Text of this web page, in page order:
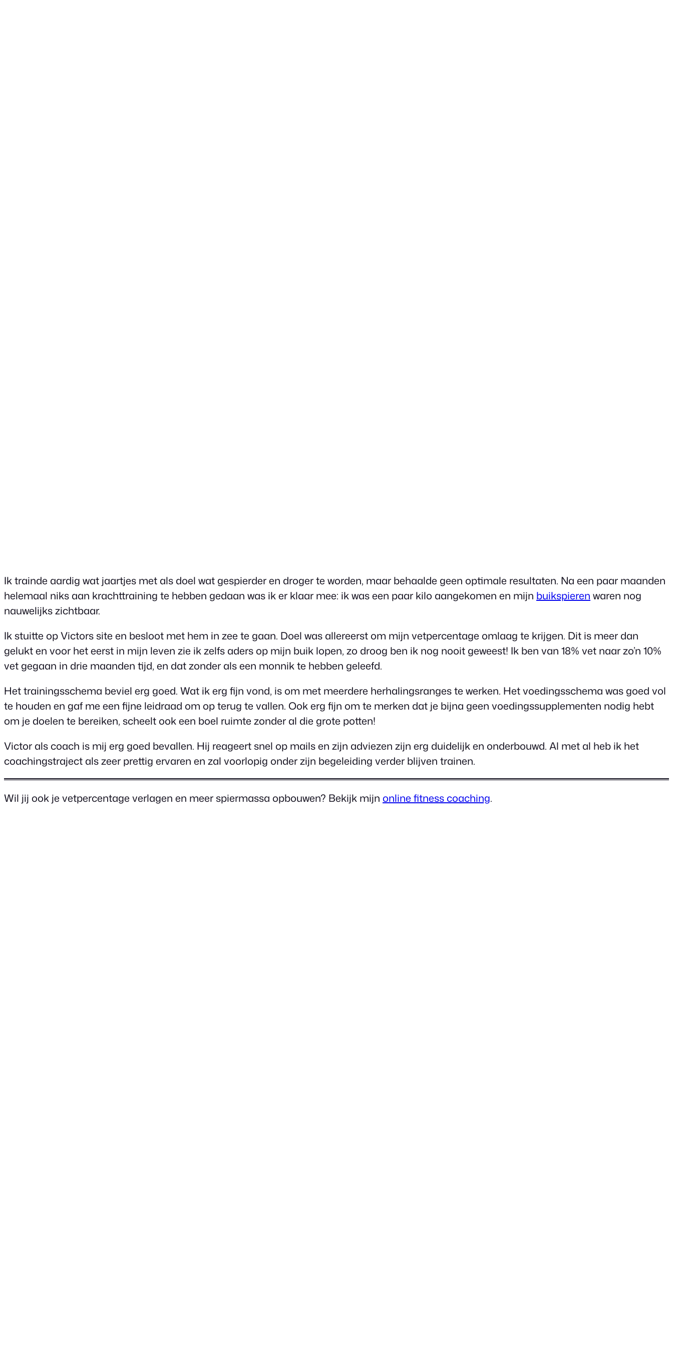
Ik trainde aardig wat jaartjes met als doel wat gespierder en droger te worden, maar behaalde geen optimale resultaten. Na een paar maanden
helemaal niks aan krachttraining te hebben gedaan was ik er klaar mee: ik was een paar kilo aangekomen en mijn buikspieren waren nog
nauwelijks zichtbaar.
Ik stuitte op Victors site en besloot met hem in zee te gaan. Doel was allereerst om mijn vetpercentage omlaag te krijgen. Dit is meer dan
gelukt en voor het eerst in mijn leven zie ik zelfs aders op mijn buik lopen, zo droog ben ik nog nooit geweest! Ik ben van 18% vet naar zo’n 10%
vet gegaan in drie maanden tijd, en dat zonder als een monnik te hebben geleefd.
Het trainingsschema beviel erg goed. Wat ik erg fijn vond, is om met meerdere herhalingsranges te werken. Het voedingsschema was goed vol
te houden en gaf me een fijne leidraad om op terug te vallen. Ook erg fijn om te merken dat je bijna geen voedingssupplementen nodig hebt
om je doelen te bereiken, scheelt ook een boel ruimte zonder al die grote potten!
Victor als coach is mij erg goed bevallen. Hij reageert snel op mails en zijn adviezen zijn erg duidelijk en onderbouwd. Al met al heb ik het
coachingstraject als zeer prettig ervaren en zal voorlopig onder zijn begeleiding verder blijven trainen.
Wil jij ook je vetpercentage verlagen en meer spiermassa opbouwen? Bekijk mijn online fitness coaching.